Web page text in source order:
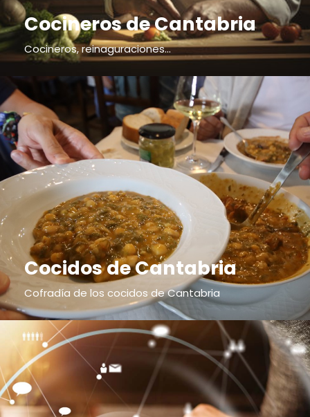
Cocineros de Cantabria
Cocineros, reinaguraciones...
Cocidos de Cantabria
Cofradía de los cocidos de Cantabria